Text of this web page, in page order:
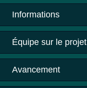
Informations
Équipe sur le projet
Avancement